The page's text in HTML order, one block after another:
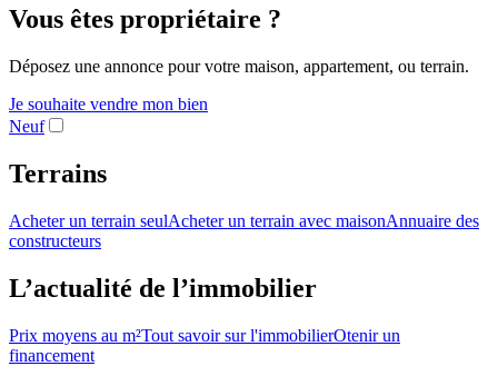
Vous êtes propriétaire ?
Déposez une annonce pour votre maison, appartement, ou terrain.
Je souhaite vendre mon bien
Neuf
Terrains
Acheter un terrain seulAcheter un terrain avec maisonAnnuaire des
constructeurs
L’actualité de l’immobilier
Prix moyens au m²Tout savoir sur l'immobilierOtenir un
financement